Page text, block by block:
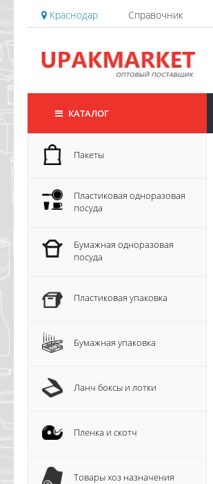
Краснодар Справочник
КАТАЛОГ
Пакеты
Пластиковая одноразовая
посуда
Бумажная одноразовая
посуда
Пластиковая упаковка
Бумажная упаковка
Ланч боксы и лотки
Пленка и скотч
Товары хоз назначения